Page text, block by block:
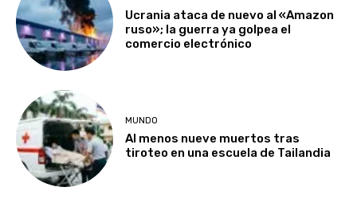
Ucrania ataca de nuevo al «Amazon
ruso»; la guerra ya golpea el
comercio electrónico
MUNDO
Al menos nueve muertos tras
tiroteo en una escuela de Tailandia